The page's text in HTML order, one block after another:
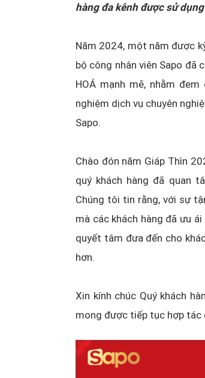
hàng đa kênh được sử
Năm 2024, một năm được
bộ công nhân viên Sapo đã
HOÁ mạnh mẽ, nhằm
nghiệm dịch vụ chuyên
Sapo.
Chào đón năm Giáp Thìn
quý khách hàng đã quan
Chúng tôi tin rằng, với sự
mà các khách hàng đã ưu
quyết tâm đưa đến cho
hơn.
Xin kính chúc Quý khách
mong được tiếp tục hợp tác